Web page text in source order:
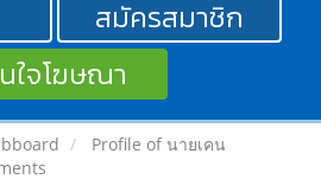
สมัครสมาชิก
ใจโฆษณา
Profile of นายเคน